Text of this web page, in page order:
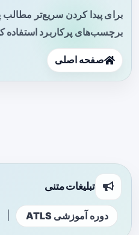
برای پیدا کردن سریع‌تر
برچسب‌های پرکاربرد استفاده
صفحه اصلی
تبلیغات متنی
دوره آموزشی ATLS